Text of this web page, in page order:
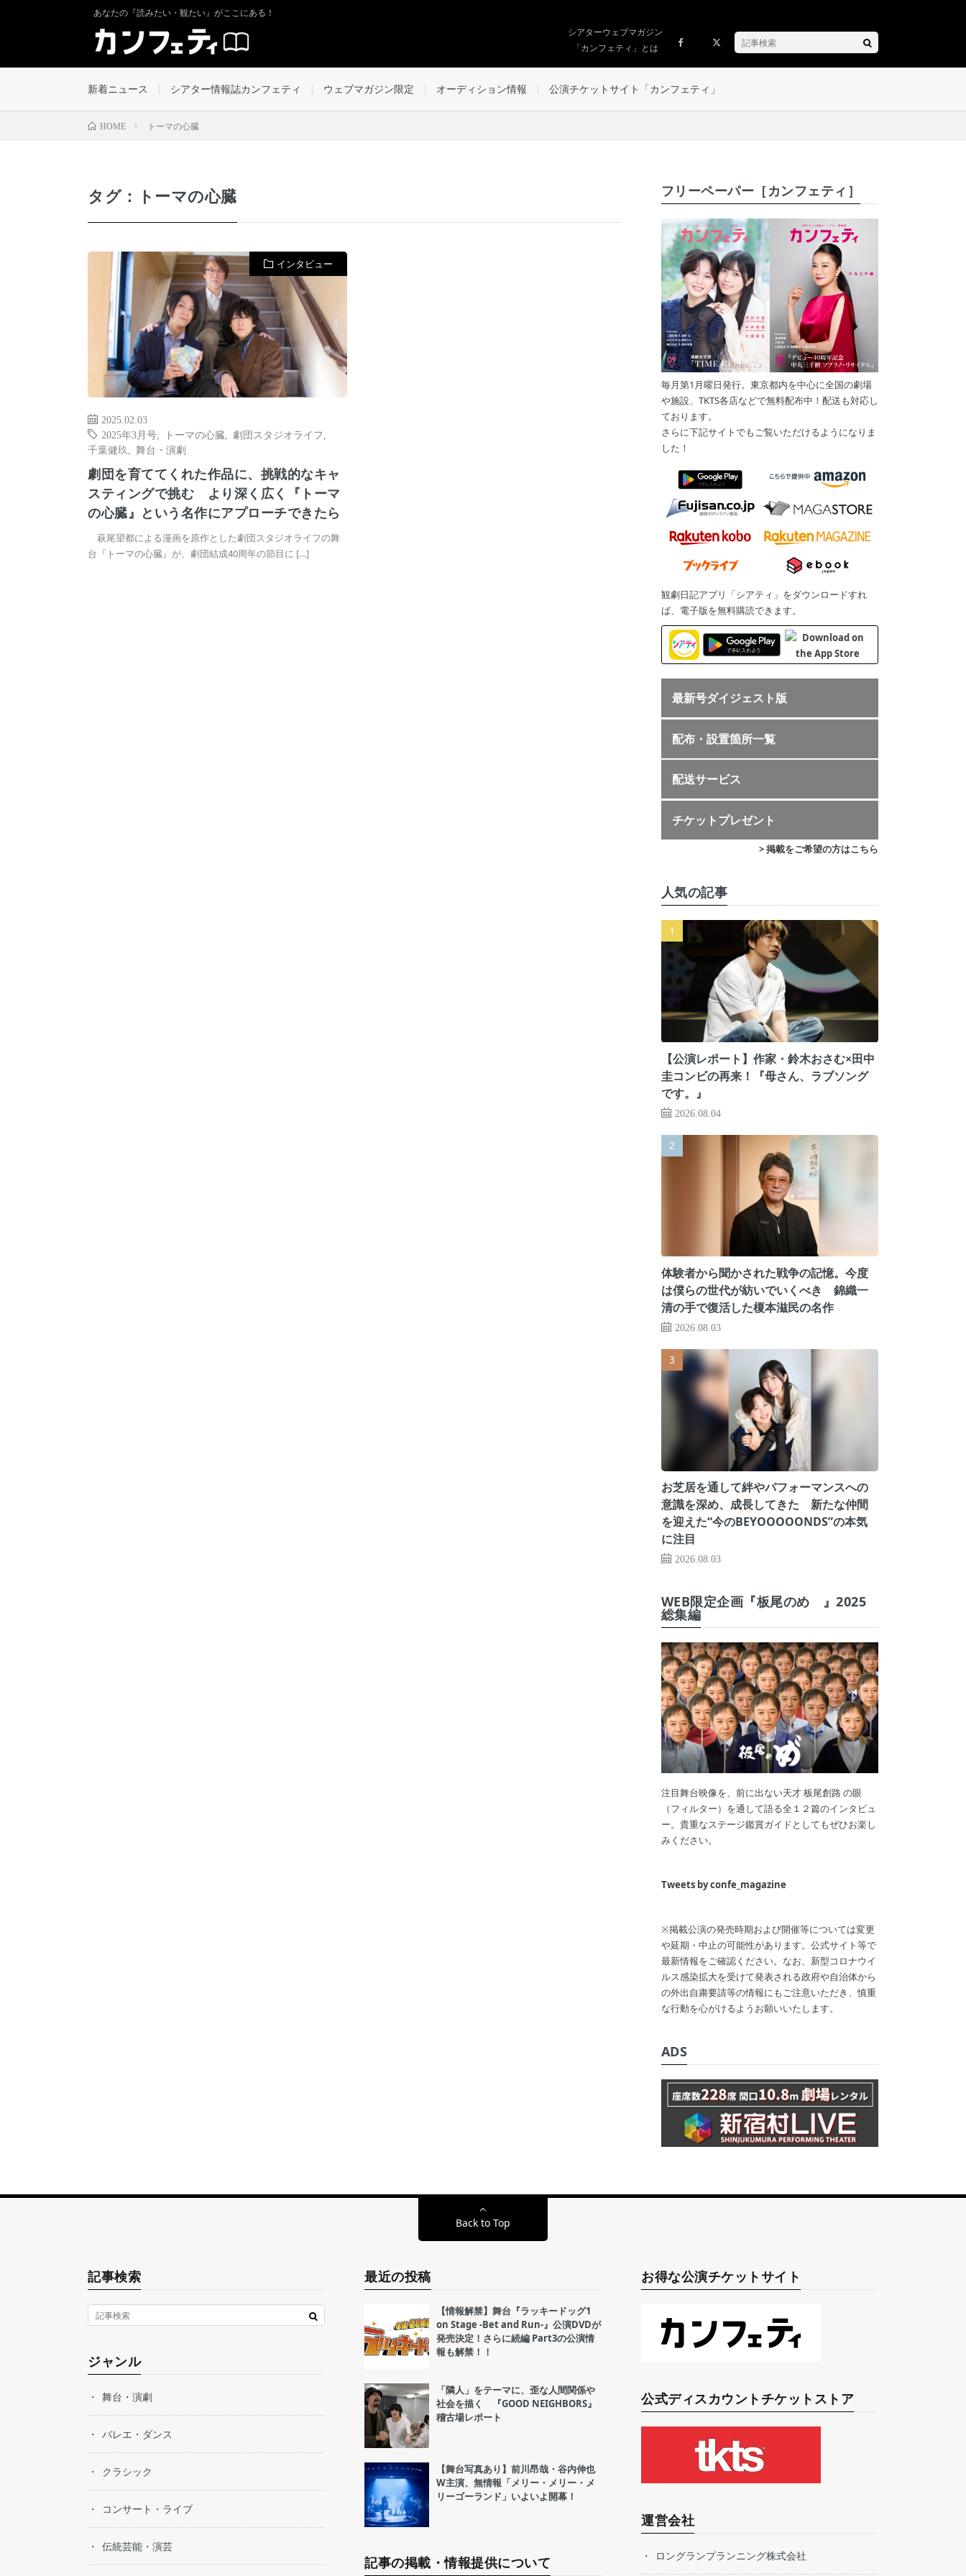
あなたの『読みたい・観たい』がここにある！
シアターウェブマガジン
「カンフェティ」とは
新着ニュース シアター情報誌カンフェティ ウェブマガジン限定 オーディション情報 公演チケットサイト「カンフェティ」
HOME トーマの心臓
タグ：トーマの心臓
インタビュー
2025.02.03
2025年3月号
トーマの心臓 劇団スタジオライフ
千葉健玖
舞台・演劇
劇団を育ててくれた作品に、挑戦的なキャ
スティングで挑む より深く広く『トーマ
の心臓』という名作にアプローチできたら
萩尾望都による漫画を原作とした劇団スタジオライフの舞
台『トーマの心臓』が、劇団結成40周年の節目に […]
フリーペーパー［カンフェティ］
毎月第1月曜日発行。東京都内を中心に全国の劇場
や施設、TKTS各店などで無料配布中！配送も対応し
ております。
さらに下記サイトでもご覧いただけるようになりま
した！
観劇日記アプリ「シアティ」をダウンロードすれ
ば、電子版を無料購読できます。
最新号ダイジェスト版
配布・設置箇所一覧
配送サービス
チケットプレゼント
> 掲載をご希望の方はこちら
人気の記事
【公演レポート】作家・鈴木おさむ×田中
圭コンビの再来！『母さん、ラブソング
です。』
2026.08.04
体験者から聞かされた戦争の記憶。今度
は僕らの世代が紡いでいくべき 錦織一
清の手で復活した榎本滋民の名作
2026.08.03
お芝居を通して絆やパフォーマンスへの
意識を深め、成長してきた 新たな仲間
を迎えた“今のBEYOOOOONDS”の本気
に注目
2026.08.03
WEB限定企画『板尾のめ゙』2025
総集編
注目舞台映像を、前に出ない天才 板尾創路 の眼
（フィルター）を通して語る全１２篇のインタビュ
ー。貴重なステージ鑑賞ガイドとしてもぜひお楽し
みください。
Tweets by confe_magazine
※掲載公演の発売時期および開催等については変更
や延期・中止の可能性があります。公式サイト等で
最新情報をご確認ください。なお、新型コロナウイ
ルス感染拡大を受けて発表される政府や自治体から
の外出自粛要請等の情報にもご注意いただき、慎重
な行動を心がけるようお願いいたします。
ADS
Back to Top
記事検索
ジャンル
舞台・演劇
バレエ・ダンス
クラシック
コンサート・ライブ
伝統芸能・演芸
最近の投稿
【情報解禁】舞台『ラッキードッグ1
on Stage -Bet and Run-』公演DVDが
発売決定！さらに続編 Part3の公演情
報も解禁！！
「隣人」をテーマに、歪な人間関係や
社会を描く 『GOOD NEIGHBORS』
稽古場レポート
【舞台写真あり】前川昂哉・谷内伸也
W主演、無情報「メリー・メリー・メ
リーゴーランド」いよいよ開幕！
記事の掲載・情報提供について
お得な公演チケットサイト
公式ディスカウントチケットストア
運営会社
ロングランプランニング株式会社